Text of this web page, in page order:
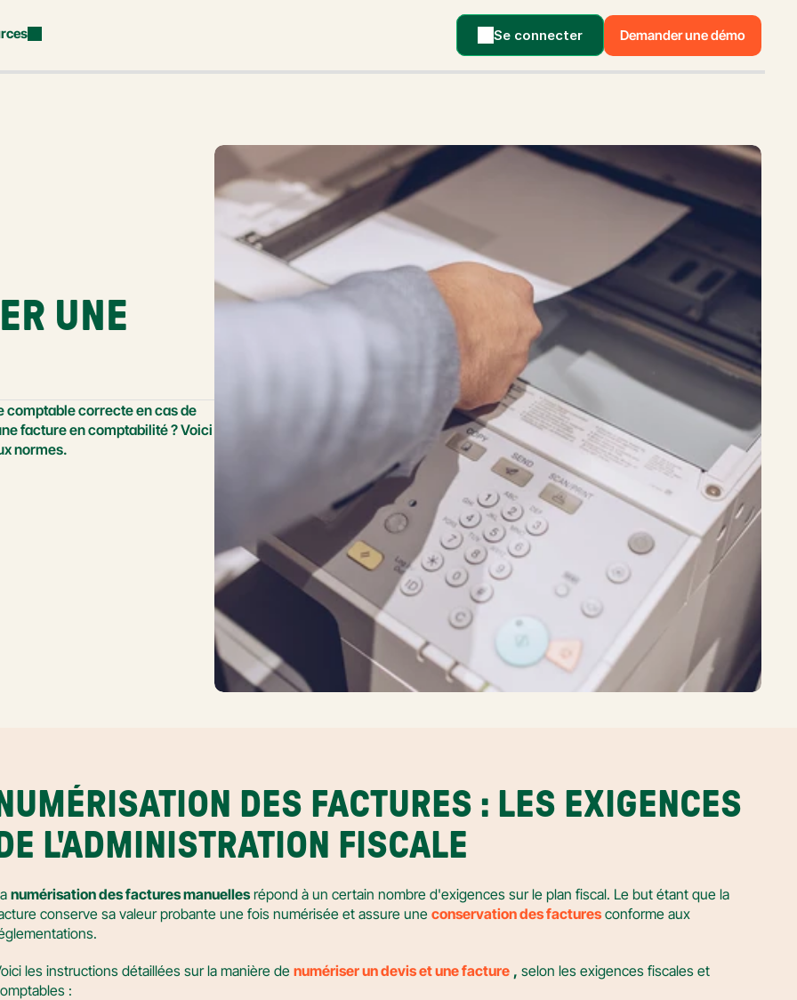
Se connecter Demander une démo
UNE
comptable correcte en cas de
facture en comptabilité ? Voici
normes.
NUMÉRISATION DES FACTURES : LES EXIGENCES
DE L'ADMINISTRATION FISCALE
numérisation des factures manuelles répond à un certain nombre d'exigences sur le plan fiscal. Le but étant que la
conserve sa valeur probante une fois numérisée et assure une conservation des factures conforme aux
les instructions détaillées sur la manière de numériser un devis et une facture , selon les exigences fiscales et
: